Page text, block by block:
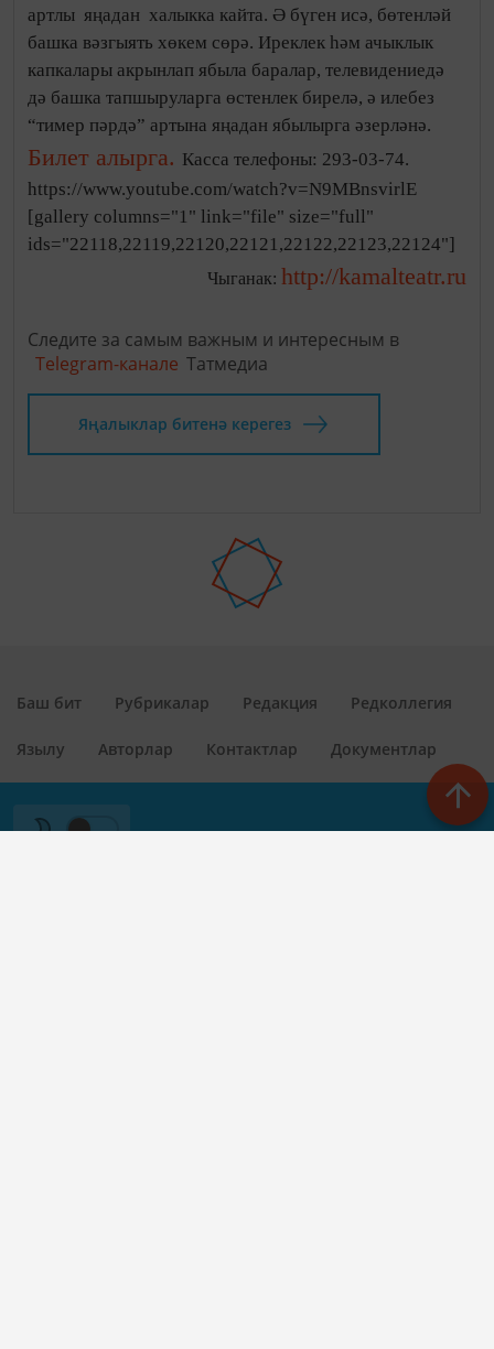
артлы яңадан халыкка кайта. Ә бүген исә, бөтенләй
башка вәзгыять хөкем сөрә. Иреклек һәм ачыклык
капкалары акрынлап ябыла баралар, телевидениедә
дә башка тапшыруларга өстенлек бирелә, ә илебез
“тимер пәрдә” артына яңадан ябылырга әзерләнә.
Билет алырга. Касса телефоны: 293-03-74.
https://www.youtube.com/watch?v=N9MBnsvirlE
[gallery columns="1" link="file" size="full"
ids="22118,22119,22120,22121,22122,22123,22124"]
Чыганак: http://kamalteatr.ru
Следите за самым важным и интересным в
Telegram-канале Татмедиа
Яңалыклар битенә керегез
Баш бит Рубрикалар Редакция Редколлегия
Язылу Авторлар Контактлар Документлар